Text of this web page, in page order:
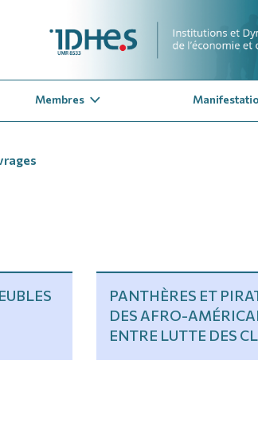
Membres
PANTHÈRES ET
DES AFRO-
ENTRE LUTTE DES